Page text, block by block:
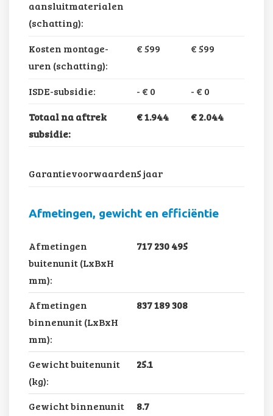
aansluitmaterialen
(schatting):
Kosten montage-
uren (schatting):
€ 599 € 599
ISDE-subsidie: - € 0 - € 0
Totaal na aftrek
subsidie:
€ 1.944 € 2.044
Garantievoorwaarden:5 jaar
Afmetingen, gewicht en efficiëntie
Afmetingen
buitenunit (LxBxH
mm):
717 230 495
Afmetingen
binnenunit (LxBxH
mm):
837 189 308
Gewicht buitenunit
(kg):
25.1
Gewicht binnenunit
8.7